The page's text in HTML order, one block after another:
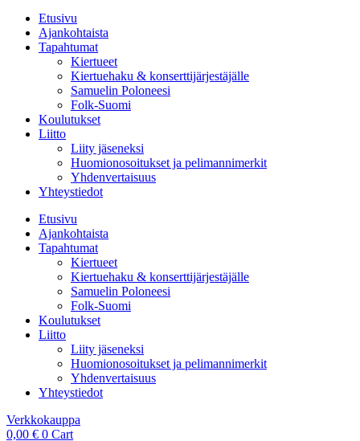
Etusivu
Ajankohtaista
Tapahtumat
Kiertueet
Kiertuehaku & konserttijärjestäjälle
Samuelin Poloneesi
Folk-Suomi
Koulutukset
Liitto
Liity jäseneksi
Huomionosoitukset ja pelimannimerkit
Yhdenvertaisuus
Yhteystiedot
Etusivu
Ajankohtaista
Tapahtumat
Kiertueet
Kiertuehaku & konserttijärjestäjälle
Samuelin Poloneesi
Folk-Suomi
Koulutukset
Liitto
Liity jäseneksi
Huomionosoitukset ja pelimannimerkit
Yhdenvertaisuus
Yhteystiedot
Verkkokauppa
0,00 € 0 Cart